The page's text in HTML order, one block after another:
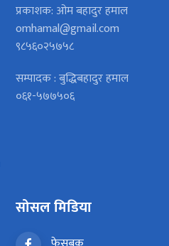
प्रकाशक: ओम बहादुर हमाल
omhamal@gmail.com
९८५६०२५७५८
सम्पादक : बुद्धिबहादुर हमाल
०६१-५७७५०६
सोसल मिडिया